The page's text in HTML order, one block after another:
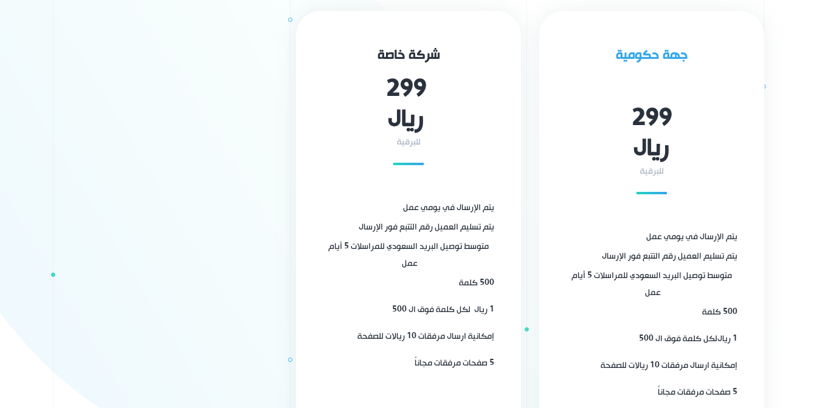
جهة حكومية
299
ريال
للبرقية
يتم الإرسال في يومي عمل
يتم تسليم العميل رقم التتبع فور الإرسال
متوسط توصيل البريد السعودي للمراسلات 5 أيام
عمل
500 كلمة
1 ريال
لكل كلمة فوق ال 500
إمكانية ارسال مرفقات 10 ريالات للصفحة
5 صفحات مرفقات مجاناً
شركة خاصة
299
ريال
للبرقية
يتم الإرسال في يومي عمل
يتم تسليم العميل رقم التتبع فور الإرسال
متوسط توصيل البريد السعودي للمراسلات 5 أيام
عمل
500 كلمة
1 ريال
لكل كلمة فوق ال 500
إمكانية ارسال مرفقات 10 ريالات للصفحة
5 صفحات مرفقات مجاناً